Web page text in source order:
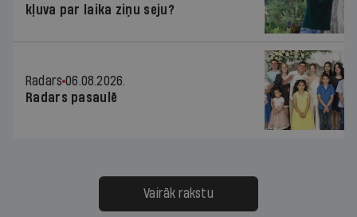
kļuva par laika ziņu seju?
Radars 06.08.2026.
Radars pasaulē
Vairāk rakstu